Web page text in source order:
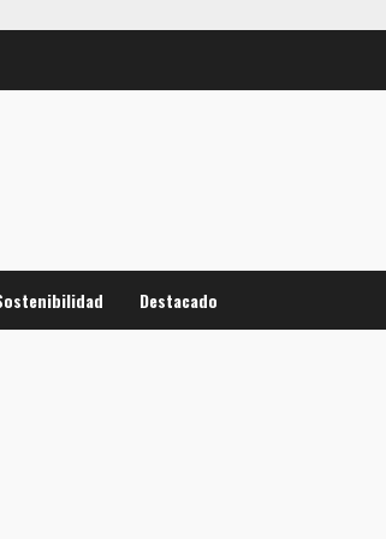
Destacado